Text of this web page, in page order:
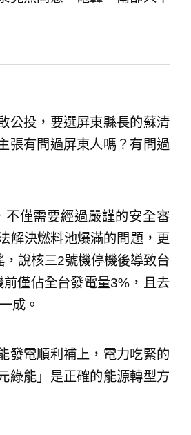
公投，要選屏東縣長的蘇清
張有問過屏東人嗎？有問過
僅需要經過嚴謹的安全審
解決燃料池爆滿的問題，更
說核三2號機停機後導致台
僅佔全台發電量3%，且去
成。
發電順利補上，電力吃緊的
綠能」是正確的能源轉型方